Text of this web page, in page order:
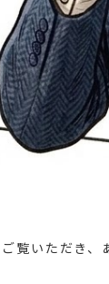
覧いただき、